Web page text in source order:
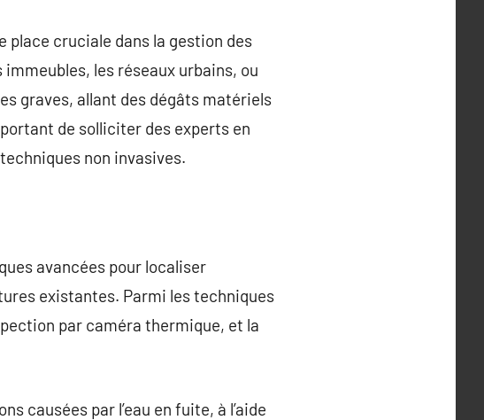
place cruciale dans la gestion des
les réseaux urbains, ou
graves, allant des dégâts matériels
de solliciter des experts en
non invasives.
avancées pour localiser
existantes. Parmi les techniques
par caméra thermique, et la
causées par l’eau en fuite, à l’aide